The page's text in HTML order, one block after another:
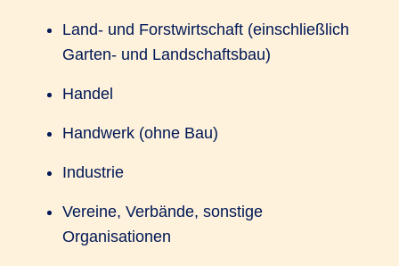
Land- und Forstwirtschaft (einschließlich
Garten- und Landschaftsbau)
Handel
Handwerk (ohne Bau)
Industrie
Vereine, Verbände, sonstige
Organisationen